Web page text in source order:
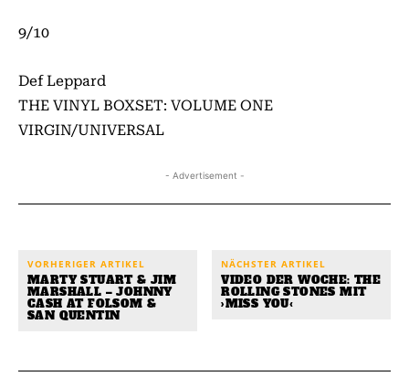
9/10
Def Leppard
THE VINYL BOXSET: VOLUME ONE
VIRGIN/UNIVERSAL
- Advertisement -
VORHERIGER ARTIKEL
MARTY STUART & JIM
MARSHALL – JOHNNY
CASH AT FOLSOM &
SAN QUENTIN
NÄCHSTER ARTIKEL
VIDEO DER WOCHE: THE
ROLLING STONES MIT
›MISS YOU‹